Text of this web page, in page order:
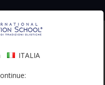
iscriviti alla mailing list
ITALIA